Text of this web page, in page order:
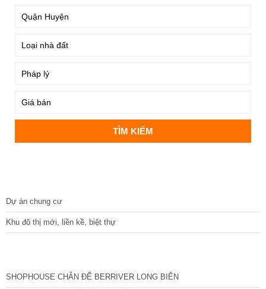
Dự án chung cư
Khu đô thị mới, liền kề, biệt thự
SHOPHOUSE CHÂN ĐẾ BERRIVER LONG BIÊN